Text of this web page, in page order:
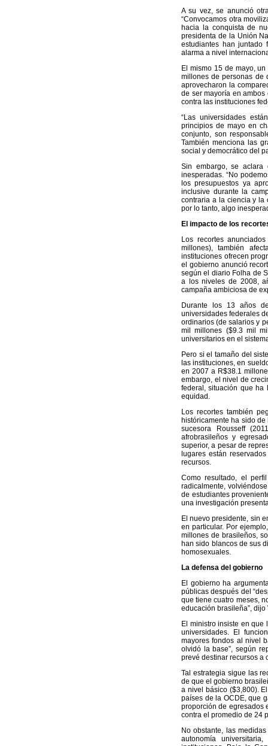
A su vez, se anunció
“Convocamos otra
hacia la conquista de
presidenta de la Unión
estudiantes han juntado
alarma a nivel
El mismo 15 de mayo,
millones de personas de
aprovecharon la
de ser mayoría en
contra las instituciones
“Las universidades
principios de mayo en
conjunto, son
También menciona las
social y democrático del
Sin embargo, se aclara
inesperadas. “No
los presupuestos ya
inclusive durante la
contraria a la ciencia y la
por lo tanto, algo
El impacto de los
Los recortes
millones), también
instituciones ofrecen
el gobierno anunció
según el diario Folha de
a los niveles de 2008,
campaña ambiciosa de
Durante los 13 años
universidades federales
ordinarios (de salarios y
mil millones ($9.3 mil
universitarios en el
Pero si el tamaño del
las instituciones, en
en 2007 a R$38.1
embargo, el nivel de
federal, situación que ha
equidad.
Los recortes también
históricamente ha sido
sucesora Rousseff
afrobrasileños y
superior, a pesar de
lugares están
recursos.
Como resultado, el
radicalmente,
de estudiantes
una investigación
El nuevo presidente, sin
en particular. Por
millones de brasileños,
han sido blancos de sus
homosexuales.
La defensa del gobierno
El gobierno ha
públicas después del
que tiene cuatro meses,
educación brasileña”,
El ministro insiste en que
universidades. El
mayores fondos al nivel
olvidó la base”, según
prevé destinar recursos a
Tal estrategia sigue las
de que el gobierno
a nivel básico ($3,800).
países de la OCDE, que
proporción de egresados
contra el promedio de 24
No obstante, las
autonomía